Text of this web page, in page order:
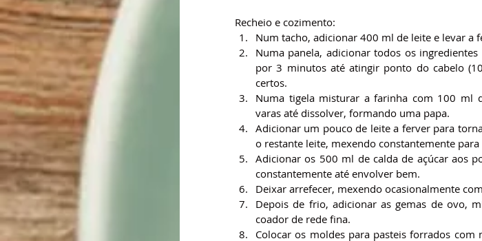
Recheio e cozimento:
Num tacho, adicionar 400 ml de leite e levar a
Numa panela, adicionar todos os
por 3 minutos até atingir ponto do cabelo
certos.
Numa tigela misturar a farinha com 100 ml
varas até dissolver, formando uma papa.
Adicionar um pouco de leite a ferver para
o restante leite, mexendo constantemente
Adicionar os 500 ml de calda de açúcar aos
constantemente até envolver bem.
Deixar arrefecer, mexendo ocasionalmente
Depois de frio, adicionar as gemas de ovo,
coador de rede fina.
Colocar os moldes para pasteis forrados